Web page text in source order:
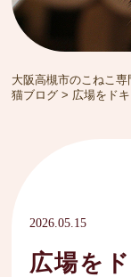
大阪高槻市のこねこ
猫ブログ > 広場をド
2026.05.15
広場を